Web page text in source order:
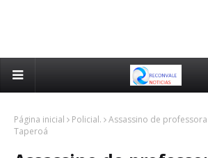
Página inicial Policial.
Assassino de
Taperoá